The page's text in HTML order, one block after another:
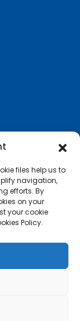
files help us to
navigation,
efforts. By
on your
your cookie
Policy.